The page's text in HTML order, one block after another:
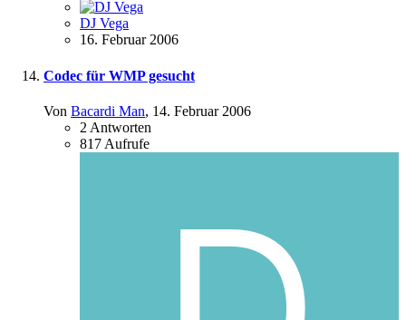
DJ Vega
16. Februar 2006
Codec für WMP gesucht
Von Bacardi Man, 14. Februar 2006
2 Antworten
817 Aufrufe